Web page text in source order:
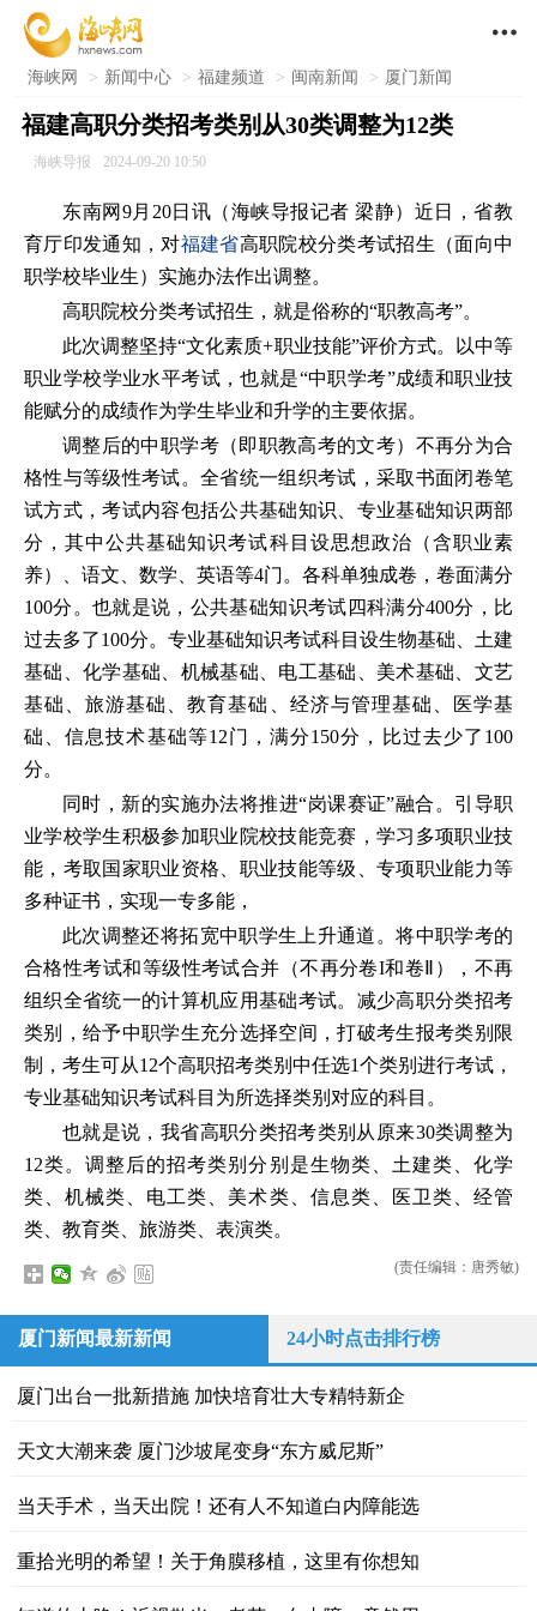

海峡网 > 新闻中心 > 福建频道 > 闽南新闻 > 厦门新闻
福建高职分类招考类别从30类调整为12类
海峡导报 2024-09-20 10:50
东南网9月20日讯（海峡导报记者 梁静）近日，省教
育厅印发通知，对福建省高职院校分类考试招生（面向中
职学校毕业生）实施办法作出调整。
高职院校分类考试招生，就是俗称的“职教高考”。
此次调整坚持“文化素质+职业技能”评价方式。以中等
职业学校学业水平考试，也就是“中职学考”成绩和职业技
能赋分的成绩作为学生毕业和升学的主要依据。
调整后的中职学考（即职教高考的文考）不再分为合
格性与等级性考试。全省统一组织考试，采取书面闭卷笔
试方式，考试内容包括公共基础知识、专业基础知识两部
分，其中公共基础知识考试科目设思想政治（含职业素
养）、语文、数学、英语等4门。各科单独成卷，卷面满分
100分。也就是说，公共基础知识考试四科满分400分，比
过去多了100分。专业基础知识考试科目设生物基础、土建
基础、化学基础、机械基础、电工基础、美术基础、文艺
基础、旅游基础、教育基础、经济与管理基础、医学基
础、信息技术基础等12门，满分150分，比过去少了100
分。
同时，新的实施办法将推进“岗课赛证”融合。引导职
业学校学生积极参加职业院校技能竞赛，学习多项职业技
能，考取国家职业资格、职业技能等级、专项职业能力等
多种证书，实现一专多能，
此次调整还将拓宽中职学生上升通道。将中职学考的
合格性考试和等级性考试合并（不再分卷I和卷Ⅱ），不再
组织全省统一的计算机应用基础考试。减少高职分类招考
类别，给予中职学生充分选择空间，打破考生报考类别限
制，考生可从12个高职招考类别中任选1个类别进行考试，
专业基础知识考试科目为所选择类别对应的科目。
也就是说，我省高职分类招考类别从原来30类调整为
12类。调整后的招考类别分别是生物类、土建类、化学
类、机械类、电工类、美术类、信息类、医卫类、经管
类、教育类、旅游类、表演类。
(责任编辑：唐秀敏)
厦门新闻最新新闻 24小时点击排行榜
厦门出台一批新措施 加快培育壮大专精特新企
天文大潮来袭 厦门沙坡尾变身“东方威尼斯”
当天手术，当天出院！还有人不知道白内障能选
重拾光明的希望！关于角膜移植，这里有你想知